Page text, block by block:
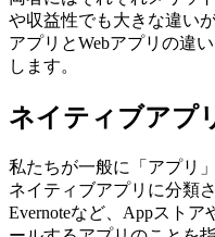
や収益性でも大きな違い
アプリとWebアプリの違
します。
ネイティブアプ
私たちが一般に「アプリ
ネイティブアプリに分類
Evernoteなど、Appストア